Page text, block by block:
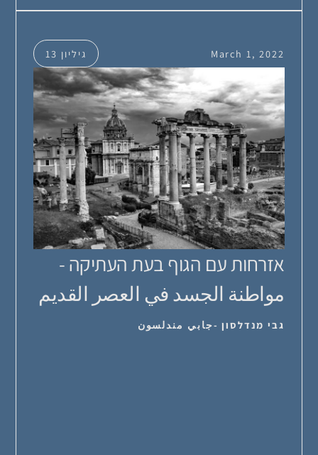
March 1, 2022 גיליון 13
אזרחות עם הגוף בעת העתיקה -
مواطنة الجسد في العصر القديم
גבי מנדלסון -جابي مندلسون